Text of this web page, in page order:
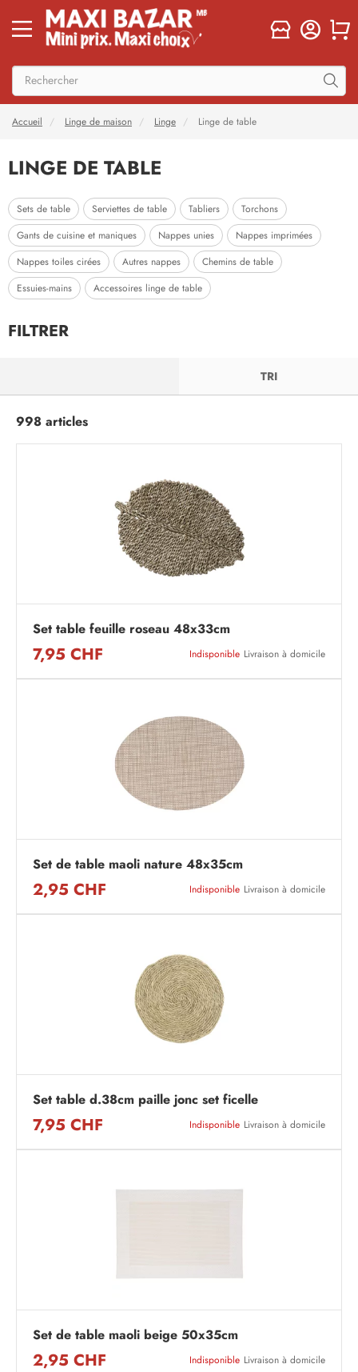
Accueil Linge de maison Linge Linge de table
LINGE DE TABLE
Sets de table Serviettes de table Tabliers Torchons
Gants de cuisine et maniques Nappes unies Nappes imprimées
Nappes toiles cirées Autres nappes Chemins de table
Essuies-mains Accessoires linge de table
FILTRER
TRI
Set table feuille roseau 48x33cm
7,95 CHF Indisponible Livraison à domicile
Set de table maoli nature 48x35cm
2,95 CHF Indisponible Livraison à domicile
Set table d.38cm paille jonc set ficelle
7,95 CHF Indisponible Livraison à domicile
Set de table maoli beige 50x35cm
2,95 CHF Indisponible Livraison à domicile
998 articles